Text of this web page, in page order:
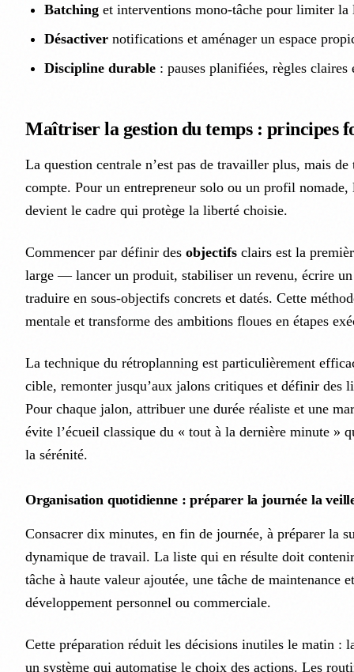
Batching et interventions mono‑tâche pour limiter
Désactiver notifications et aménager un espace
Discipline durable : pauses planifiées, règles
Maîtriser la gestion du temps : principes
La question centrale n’est pas de travailler plus, mais
compte. Pour un entrepreneur solo ou un profil
devient le cadre qui protège la liberté choisie.
Commencer par définir des objectifs clairs est la
large — lancer un produit, stabiliser un revenu, écrire
traduire en sous-objectifs concrets et datés. Cette
mentale et transforme des ambitions floues en étapes
La technique du rétroplanning est particulièrement
cible, remonter jusqu’aux jalons critiques et définir des
Pour chaque jalon, attribuer une durée réaliste et une
évite l’écueil classique du « tout à la dernière minute »
la sérénité.
Organisation quotidienne : préparer la journée la
Consacrer dix minutes, en fin de journée, à préparer la
dynamique de travail. La liste qui en résulte doit
tâche à haute valeur ajoutée, une tâche de maintenance
développement personnel ou commerciale.
Cette préparation réduit les décisions inutiles le matin :
un système qui automatise le choix des actions. Les